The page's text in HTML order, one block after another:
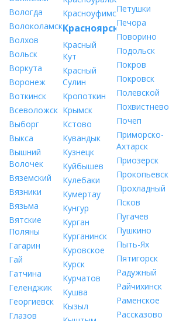
Вологда
Волоколамск
Волхов
Вольск
Воркута
Воронеж
Воткинск
Всеволожск
Выборг
Выкса
Вышний
Волочек
Вяземский
Вязники
Вязьма
Вятские
Поляны
Гагарин
Гай
Гатчина
Геленджик
Георгиевск
Глазов
Красноуфимск
Красноярск
Красный
Кут
Красный
Сулин
Кропоткин
Крымск
Кстово
Кувандык
Кузнецк
Куйбышев
Кулебаки
Кумертау
Кунгур
Курган
Курганинск
Куровское
Курск
Курчатов
Кушва
Кызыл
Петушки
Печора
Поворино
Подольск
Покров
Покровск
Полевской
Похвистнево
Почеп
Приморско-
Ахтарск
Приозерск
Прокопьевск
Прохладный
Псков
Пугачев
Пушкино
Пыть-Ях
Пятигорск
Радужный
Райчихинск
Раменское
Рассказово